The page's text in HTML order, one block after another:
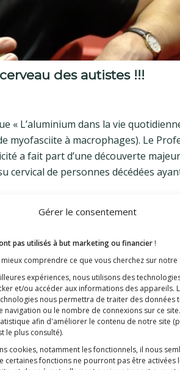
Gérer le consentement
pas utilisés à but marketing ou financier !
comprendre ce que vous cherchez sur notre
expériences, nous utilisons des
et/ou accéder aux informations des appareils.
nous permettra de traiter des données
navigation ou le nombre de connexions sur ce
afin d'améliorer le contenu de notre site
le plus consulté).
cookies, notamment les fonctionnels, il nous
certaines fonctions ne pourront pas être activées
des autistes !!!
« L’aluminium dans la vie
myofasciite à macrophages). Le
a fait part d’une découverte
cervical de personnes décédées